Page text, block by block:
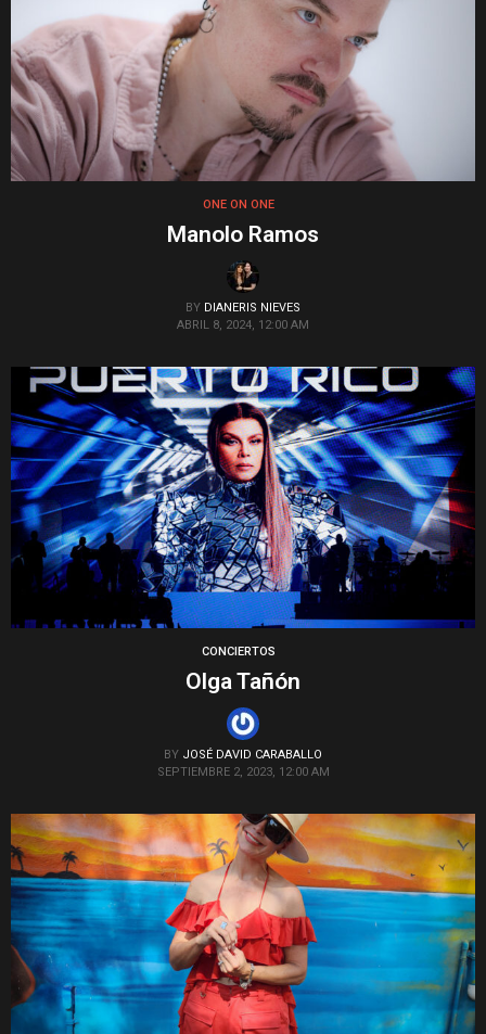
ONE ON ONE
Manolo Ramos
BY DIANERIS NIEVES
ABRIL 8, 2024, 12:00 AM
CONCIERTOS
Olga Tañón
BY JOSÉ DAVID CARABALLO
SEPTIEMBRE 2, 2023, 12:00 AM